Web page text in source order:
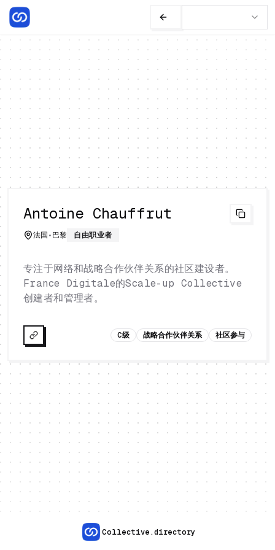
Antoine Chauffrut
法国 • 巴黎 自由职业者
专注于网络和战略合作伙伴关系的社区建设者。
France Digitale的Scale-up Collective
创建者和管理者。
C级 战略合作伙伴关系 社区参与
Collective.directory